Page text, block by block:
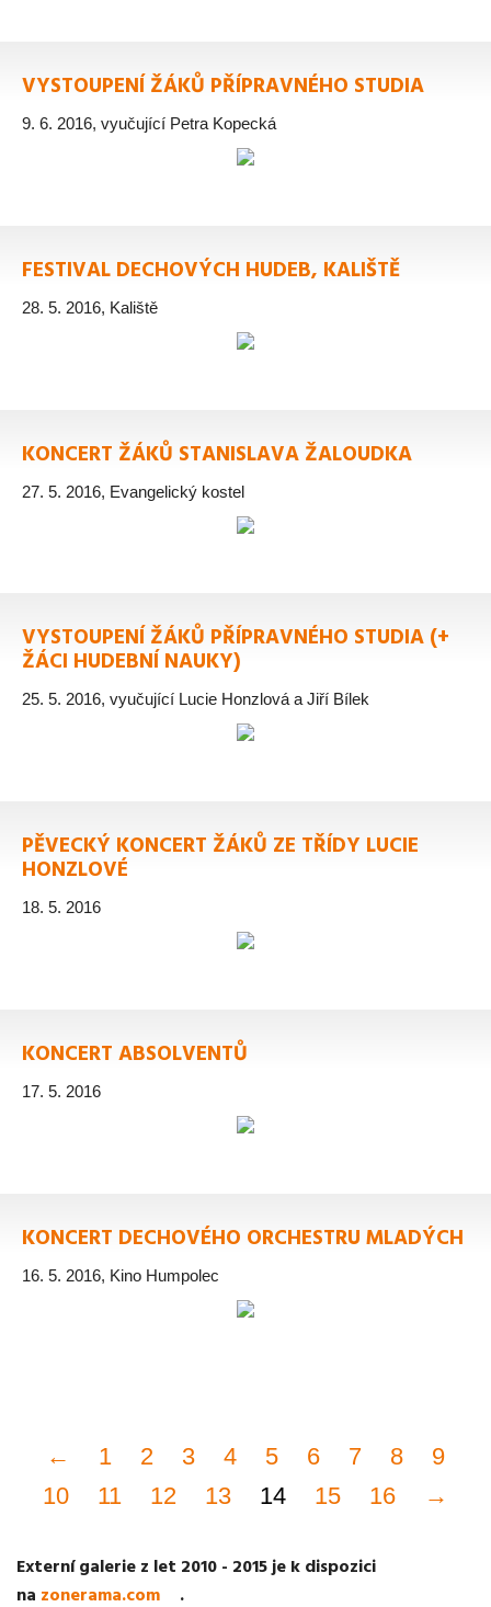
VYSTOUPENÍ ŽÁKŮ PŘÍPRAVNÉHO STUDIA
9. 6. 2016, vyučující Petra Kopecká
FESTIVAL DECHOVÝCH HUDEB, KALIŠTĚ
28. 5. 2016, Kaliště
KONCERT ŽÁKŮ STANISLAVA ŽALOUDKA
27. 5. 2016, Evangelický kostel
VYSTOUPENÍ ŽÁKŮ PŘÍPRAVNÉHO STUDIA (+
ŽÁCI HUDEBNÍ NAUKY)
25. 5. 2016, vyučující Lucie Honzlová a Jiří Bílek
PĚVECKÝ KONCERT ŽÁKŮ ZE TŘÍDY LUCIE
HONZLOVÉ
18. 5. 2016
KONCERT ABSOLVENTŮ
17. 5. 2016
KONCERT DECHOVÉHO ORCHESTRU MLADÝCH
16. 5. 2016, Kino Humpolec
← 1 2 3 4 5 6 7 8
9
10
11 12 13 14 15 16 →
Externí galerie z let 2010 - 2015 je k dispozici
na zonerama.com .